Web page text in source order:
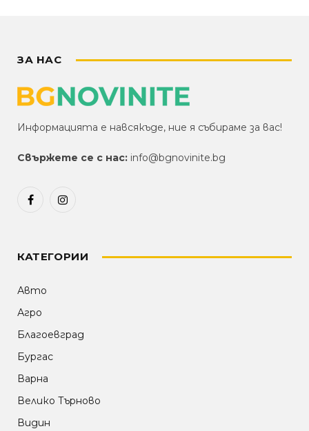
ЗА НАС
Информацията е навсякъде, ние я събираме за вас!
Свържете се с нас: info@bgnovinite.bg
FacebookInstagram
КАТЕГОРИИ
Авто
Агро
Благоевград
Бургас
Варна
Велико Търново
Видин